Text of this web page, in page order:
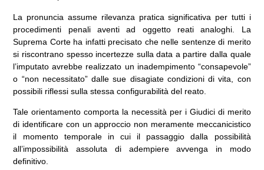
La pronuncia assume rilevanza pratica significativa per tutti i
procedimenti penali aventi ad oggetto reati analoghi. La
Suprema Corte ha infatti precisato che nelle sentenze di merito
si riscontrano spesso incertezze sulla data a partire dalla quale
l’imputato avrebbe realizzato un inadempimento “consapevole”
o “non necessitato” dalle sue disagiate condizioni di vita, con
possibili riflessi sulla stessa configurabilità del reato.
Tale orientamento comporta la necessità per i Giudici di merito
di identificare con un approccio non meramente meccanicistico
il momento temporale in cui il passaggio dalla possibilità
all’impossibilità assoluta di adempiere avvenga in modo
definitivo.